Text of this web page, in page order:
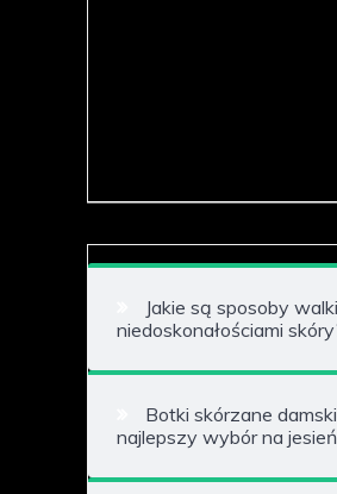
Jakie są sposoby
niedoskonałościami
Botki skórzane
najlepszy wybór na